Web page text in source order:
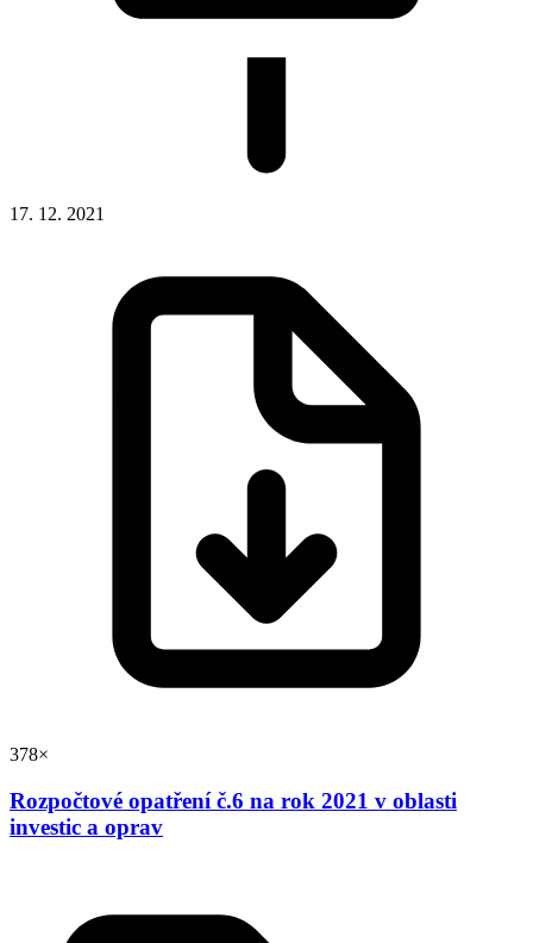
17. 12. 2021
378×
Rozpočtové opatření č.6 na rok 2021 v oblasti
investic a oprav